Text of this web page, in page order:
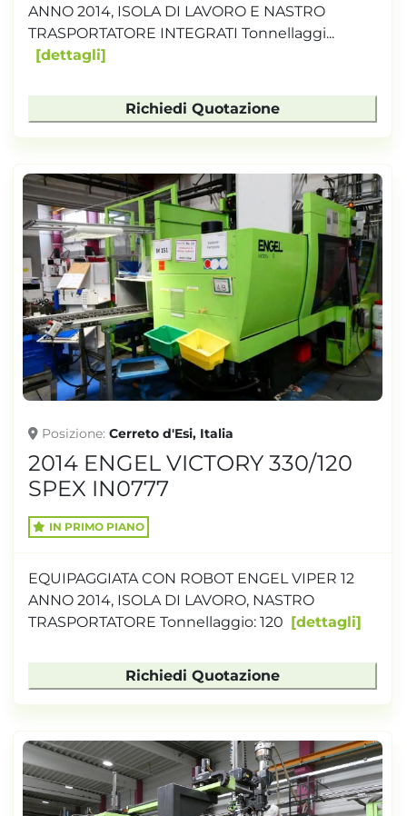
ANNO 2014, ISOLA DI LAVORO E NASTRO
TRASPORTATORE INTEGRATI Tonnellaggi...
dettagli
Richiedi Quotazione
Posizione Cerreto d'Esi, Italia
2014 ENGEL VICTORY 330/120
SPEX IN0777
IN PRIMO PIANO
EQUIPAGGIATA CON ROBOT ENGEL VIPER 12
ANNO 2014, ISOLA DI LAVORO, NASTRO
TRASPORTATORE Tonnellaggio: 120
dettagli
Richiedi Quotazione